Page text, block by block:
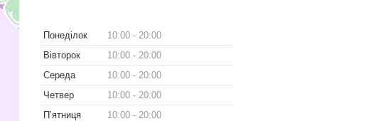
Понеділок 10:00
20:00
Вівторок
10:00
20:00
Середа
10:00
20:00
Четвер
10:00
20:00
Пʼятниця
10:00
20:00